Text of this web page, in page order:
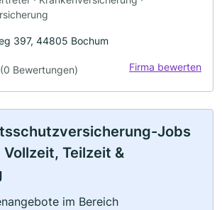
397, 44805 Bochum
(0 Bewertungen) Firma bewerten
Jobs
Vollzeit, Teilzeit &
im Bereich